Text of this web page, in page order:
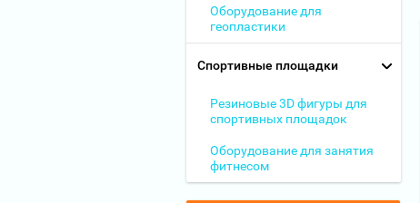
Оборудование для
геопластики
Спортивные площадки
Резиновые 3D фигуры для
спортивных площадок
Оборудование для занятия
фитнесом